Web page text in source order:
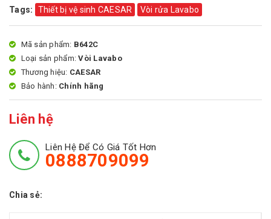
Tags: Thiết bị vệ sinh CAESAR Vòi rửa Lavabo
Mã sản phẩm: B642C
Loại sản phẩm:Vòi Lavabo
Thương hiệu: CAESAR
Bảo hành: Chính hãng
Liên hệ
Liên Hệ Để Có Giá Tốt Hơn
0888709099
Chia sẻ: